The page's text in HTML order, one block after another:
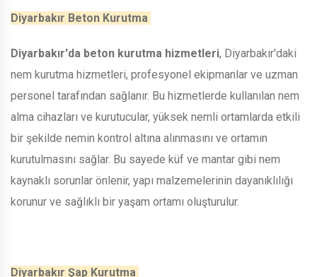
Diyarbakır Beton Kurutma
Diyarbakır'da beton kurutma hizmetleri, Diyarbakır'daki
nem kurutma hizmetleri, profesyonel ekipmanlar ve uzman
personel tarafından sağlanır. Bu hizmetlerde kullanılan nem
alma cihazları ve kurutucular, yüksek nemli ortamlarda etkili
bir şekilde nemin kontrol altına alınmasını ve ortamın
kurutulmasını sağlar. Bu sayede küf ve mantar gibi nem
kaynaklı sorunlar önlenir, yapı malzemelerinin dayanıklılığı
korunur ve sağlıklı bir yaşam ortamı oluşturulur.
Diyarbakır Şap Kurutma